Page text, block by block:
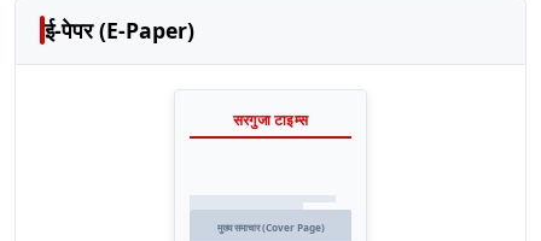
ई-पेपर (E-Paper)
सरगुजा टाइम्स
मुख्य समाचार (Cover Page)